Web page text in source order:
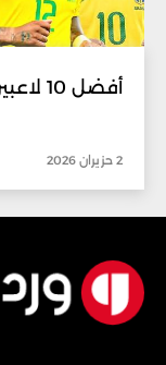
أفضل 10 لاعبين في تاريخ البرازيل
2 حزيران 2026